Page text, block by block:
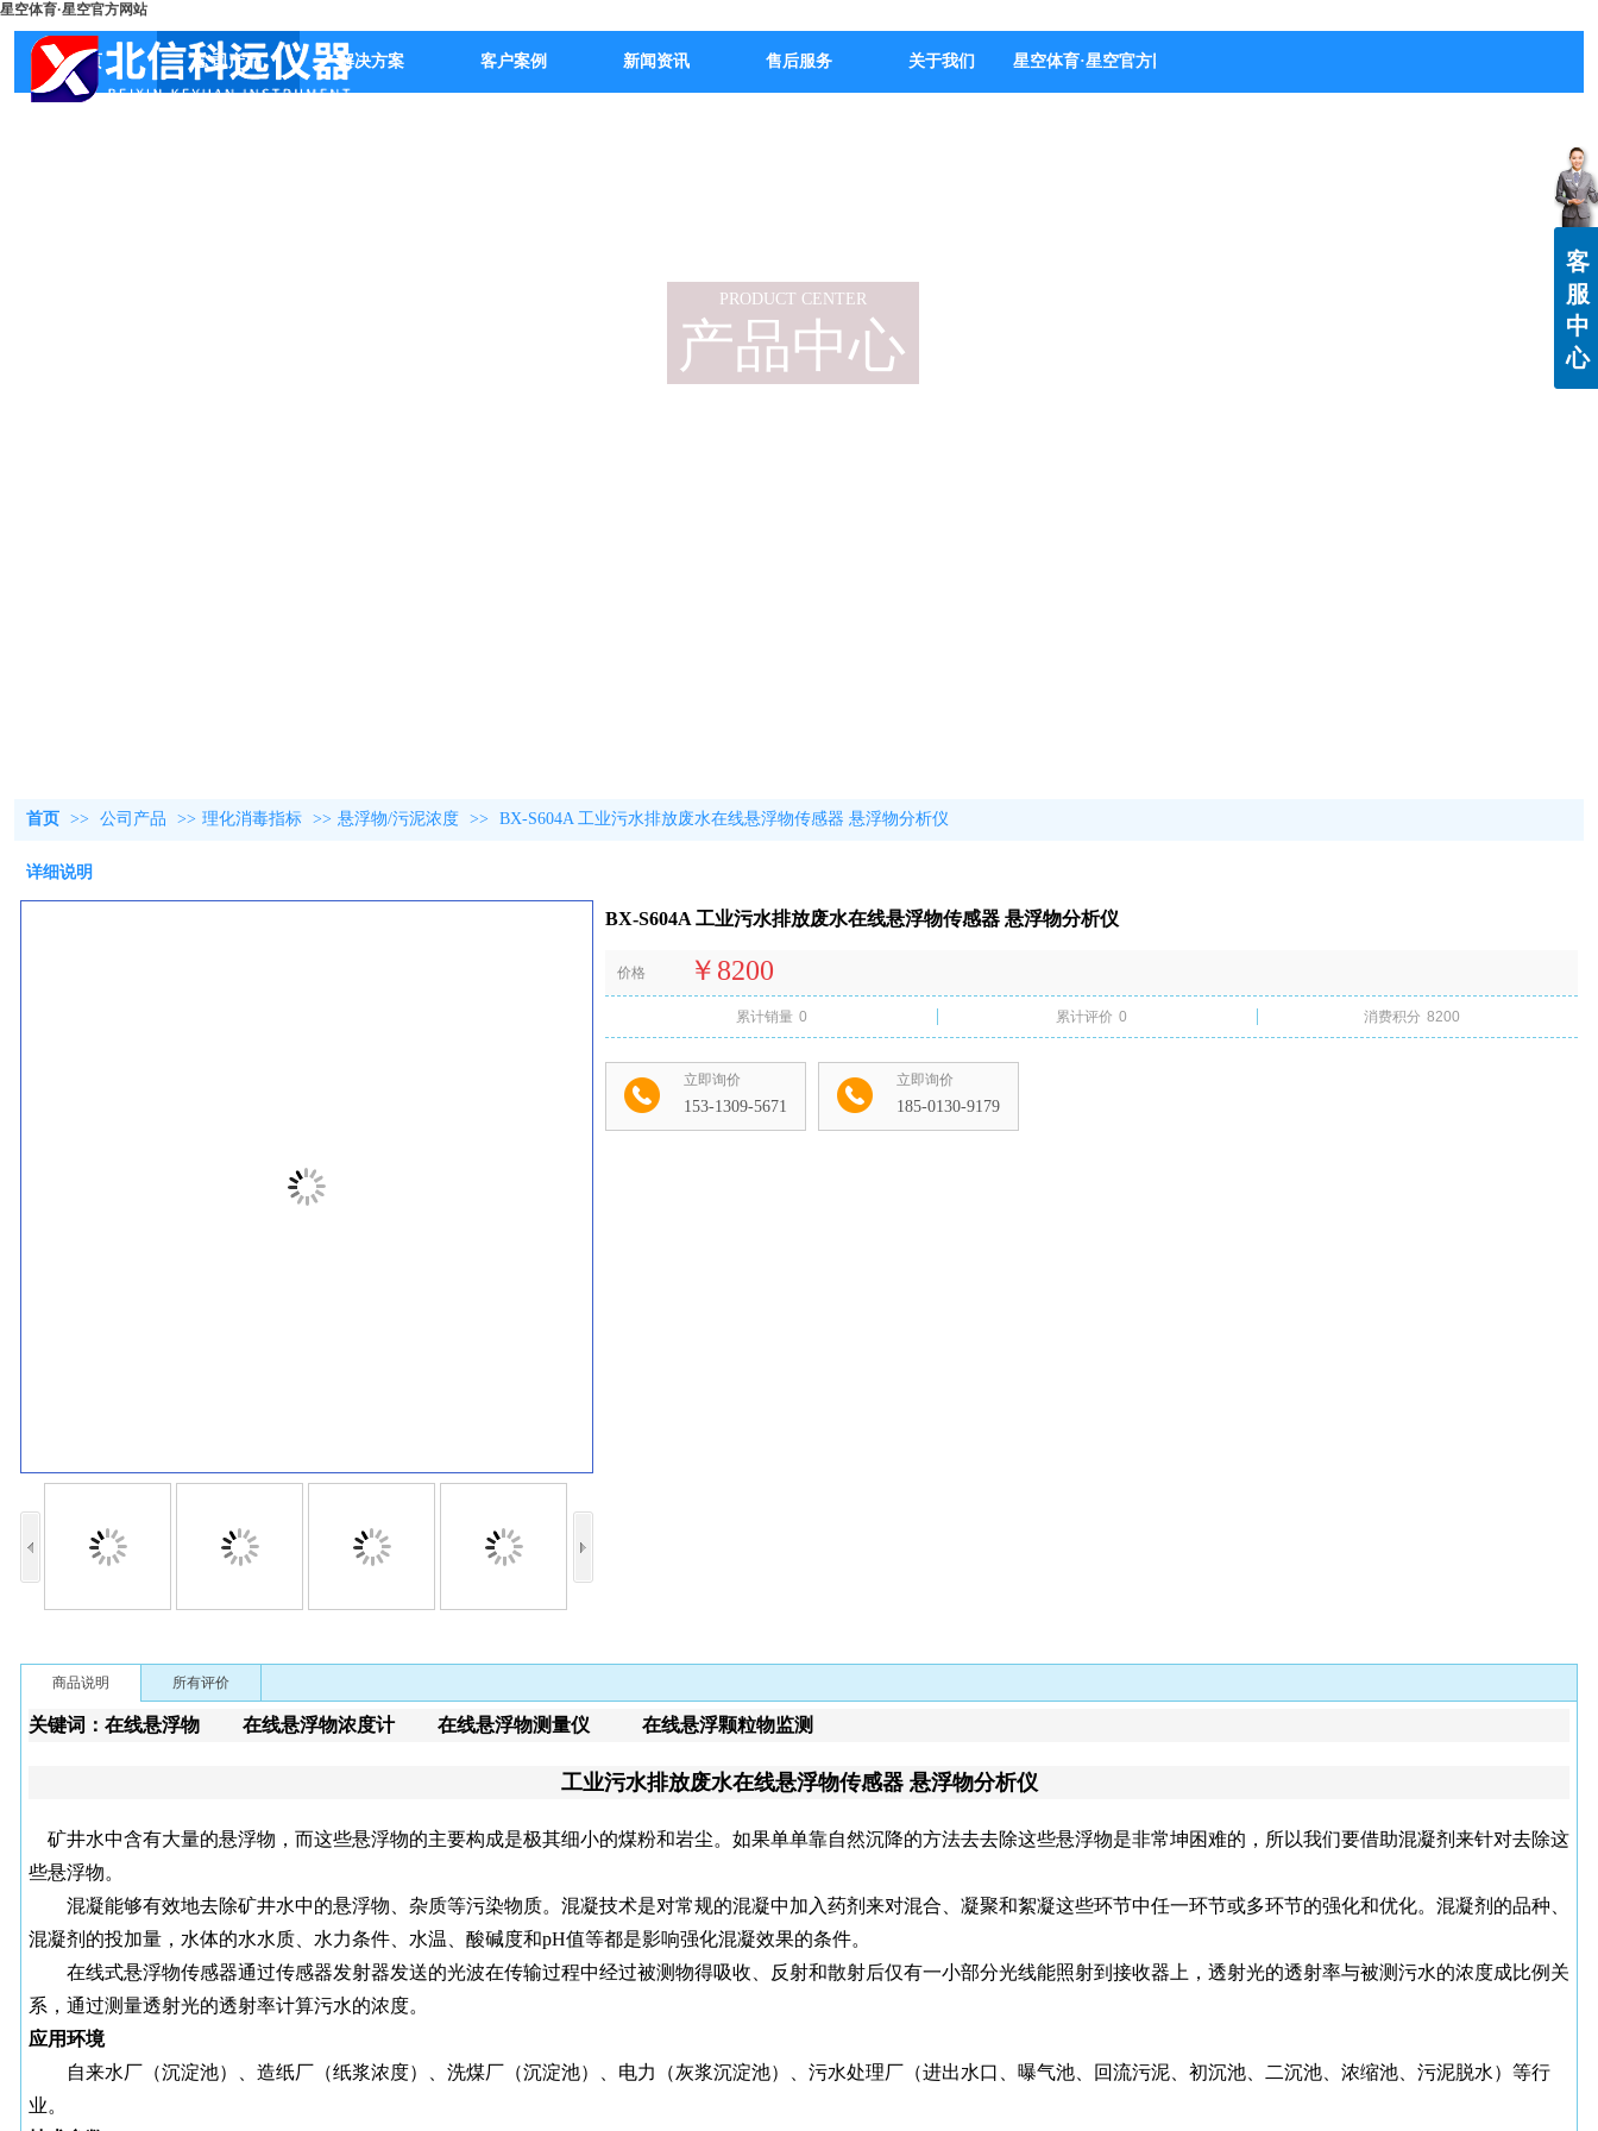
星空体育·星空官方网站
首页 公司产品 解决方案 客户案例 新闻资讯 售后服务 关于我们 星空体育·星空官方网站-星空体育（中国）
产品中心
PRODUCT CENTER
首页 >> 公司产品 >> 理化消毒指标 >> 悬浮物/污泥浓度 >> BX-S604A 工业污水排放废水在线悬浮物传感器 悬浮物分析仪
详细说明
BX-S604A 工业污水排放废水在线悬浮物传感器 悬浮物分析仪
价格 ￥8200
累计销量 0 累计评价 0 消费积分 8200
立即询价
153-1309-5671
立即询价
185-0130-9179
商品说明 所有评价
关键词：在线悬浮物 在线悬浮物浓度计 在线悬浮物测量仪 在线悬浮颗粒物监测
工业污水排放废水在线悬浮物传感器 悬浮物分析仪
矿井水中含有大量的悬浮物，而这些悬浮物的主要构成是极其细小的煤粉和岩尘。如果单单靠自然沉降的方法去去除这些悬浮物是非常坤困难的，所以我们要借助混凝剂来针对去除这
些悬浮物。
混凝能够有效地去除矿井水中的悬浮物、杂质等污染物质。混凝技术是对常规的混凝中加入药剂来对混合、凝聚和絮凝这些环节中任一环节或多环节的强化和优化。混凝剂的品种、
混凝剂的投加量，水体的水水质、水力条件、水温、酸碱度和pH值等都是影响强化混凝效果的条件。
在线式悬浮物传感器通过传感器发射器发送的光波在传输过程中经过被测物得吸收、反射和散射后仅有一小部分光线能照射到接收器上，透射光的透射率与被测污水的浓度成比例关
系，通过测量透射光的透射率计算污水的浓度。
应用环境
自来水厂（沉淀池）、造纸厂（纸浆浓度）、洗煤厂（沉淀池）、电力（灰浆沉淀池）、污水处理厂（进出水口、曝气池、回流污泥、初沉池、二沉池、浓缩池、污泥脱水）等行
业。
客
服
中
心